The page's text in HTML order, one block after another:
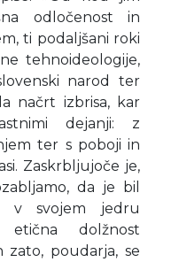
odločenost in
ti podaljšani roki
tehnoideologije,
narod ter
načrt izbrisa, kar
dejanji: z
ter s poboji in
Zaskrbljujoče je,
da je bil
v svojem jedru
dolžnost
zato, poudarja, se